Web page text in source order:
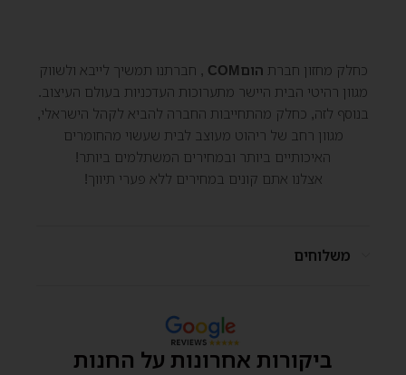
כחלק מחזון חברת הוםCOM
, חברתנו תמשיך לייבא ולשווק
מגוון רהיטי הבית היישר מתערוכות העדכניות בעולם העיצוב.
בנוסף לזה, כחלק מהתחייבות החברה להביא לקהל הישראלי,
מגוון רחב של ריהוט מעוצב לבית שעשוי מהחומרים
האיכותיים ביותר ובמחירים המשתלמים ביותר!
אצלנו אתם קונים במחירים ללא פערי תיווך!
משלוחים
ביקורות אחרונות על החנות